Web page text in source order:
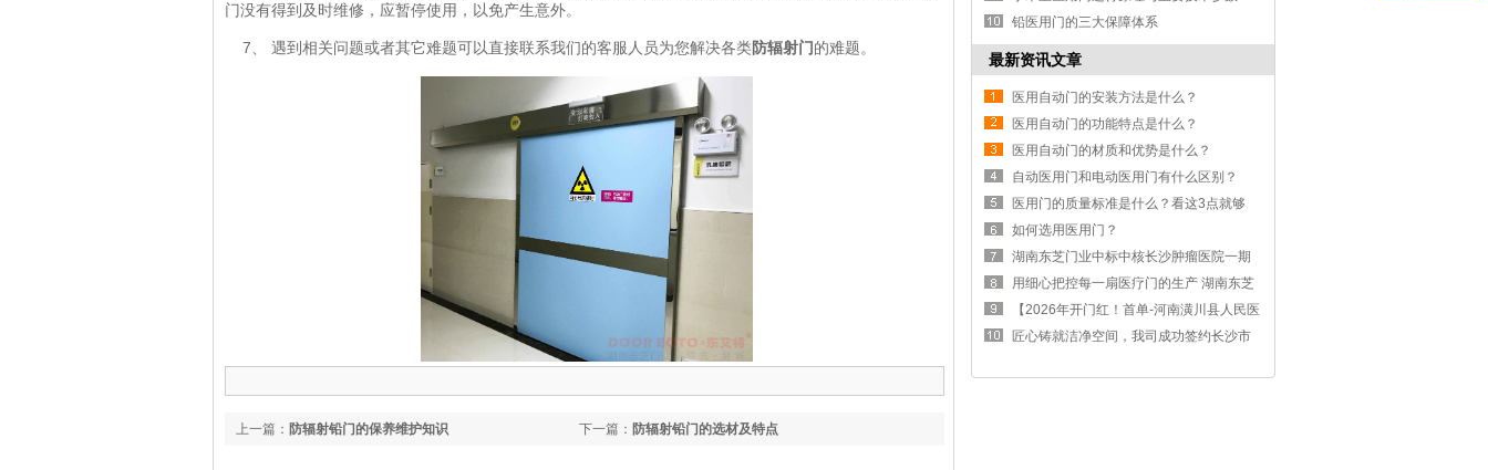
门没有得到及时维修，应暂停使用，以免产生意外。
7、 遇到相关问题或者其它难题可以直接联系我们的客服人员为您解决各类防辐射门的难题。
下一篇： 防辐射铅门的选材及特点
上一篇： 防辐射铅门的保养维护知识
铅医用门的三大保障体系
最新资讯文章
医用自动门的安装方法是什么？
医用自动门的功能特点是什么？
医用自动门的材质和优势是什么？
自动医用门和电动医用门有什么区别？
医用门的质量标准是什么？看这3点就够
了。
如何选用医用门？
湖南东芝门业中标中核长沙肿瘤医院一期
医用门工程 2500 樘医用钢制门即将进场
用细心把控每一扇医疗门的生产 湖南东芝
门业&省人民医院医技综合楼医疗门项目第
三批交付
【2026年开门红！首单-河南潢川县人民医
院8000㎡洁净医疗门成功签订】
匠心铸就洁净空间，我司成功签约长沙市